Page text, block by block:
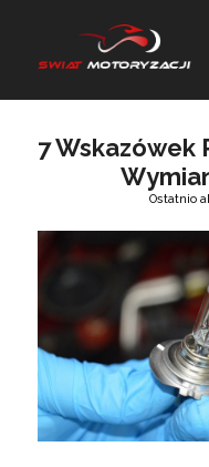
7 Wskazówek
Ostatnio